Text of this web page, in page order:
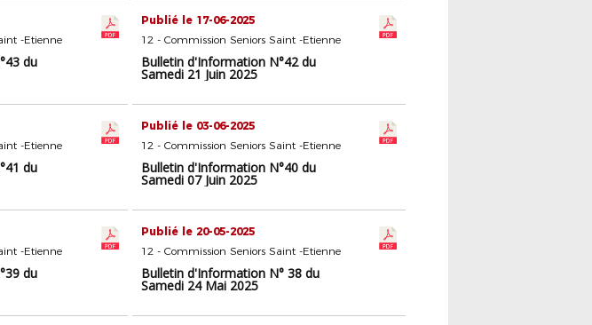
-Etienne
du
Publié le 17-06-2025
12 - Commission Seniors Saint -Etienne
Bulletin d'Information N°42 du
Samedi 21 Juin 2025
-Etienne
du
Publié le 03-06-2025
12 - Commission Seniors Saint -Etienne
Bulletin d'Information N°40 du
Samedi 07 Juin 2025
-Etienne
du
Publié le 20-05-2025
12 - Commission Seniors Saint -Etienne
Bulletin d'Information N° 38 du
Samedi 24 Mai 2025